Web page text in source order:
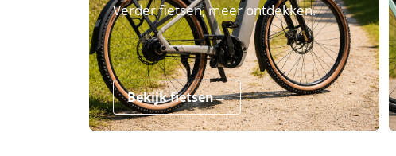
Verder fietsen, meer ontdekken.
Bekijk fietsen→